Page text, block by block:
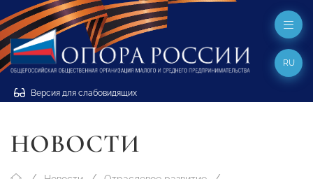
Версия для слабовидящих
RU
НОВОСТИ